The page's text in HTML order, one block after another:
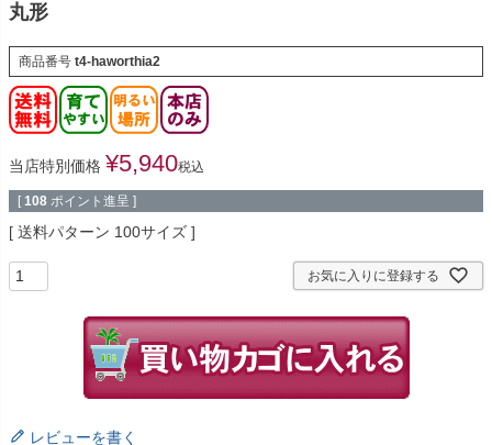
丸形
商品番号 t4-haworthia2
当店特別価格 ¥5,940税込
[ 108 ポイント進呈 ]
送料パターン 100サイズ
お気に入りに登録する
レビューを書く